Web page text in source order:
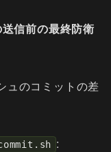
信前の最終防衛
ュのコミットの差
: